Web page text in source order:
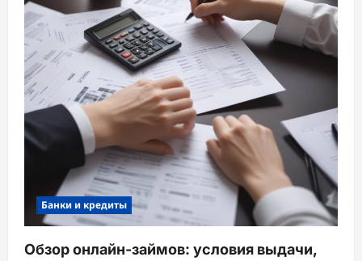
Банки и кредиты
Обзор онлайн-займов: условия выдачи,